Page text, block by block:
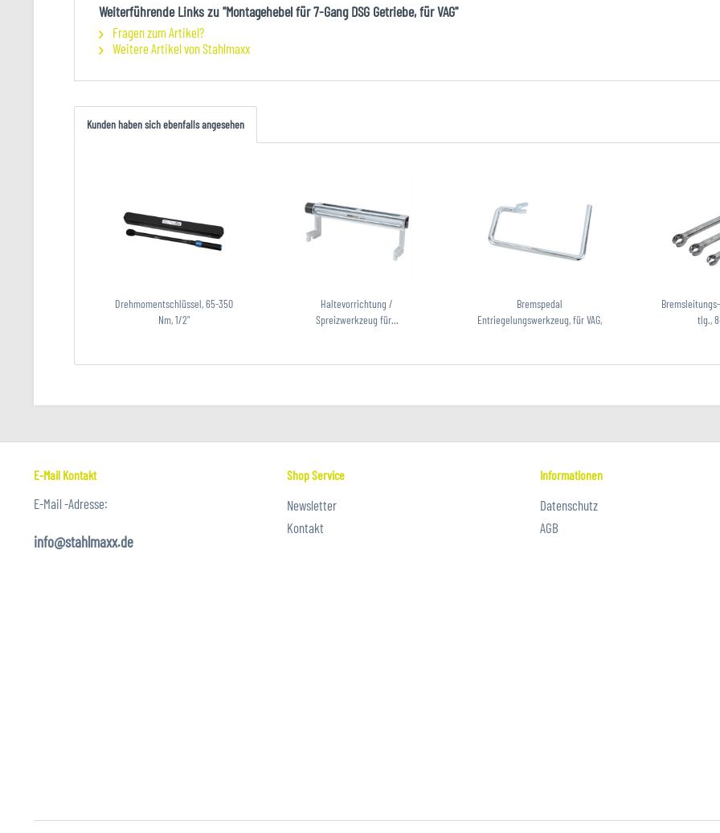
Weiterführende Links zu "Montagehebel für 7-Gang DSG Getriebe, für VAG"
Fragen zum Artikel?
Weitere Artikel von Stahlmaxx
Kunden haben sich ebenfalls angesehen
Drehmomentschlüssel, 65-350
Nm, 1/2"
Haltevorrichtung /
Spreizwerkzeug für...
Bremspedal
Entriegelungswerkzeug, für VAG,
tlg.,
E-Mail Kontakt
E-Mail -Adresse:
info@stahlmaxx.de
Shop Service
Newsletter
Kontakt
Informationen
Datenschutz
AGB